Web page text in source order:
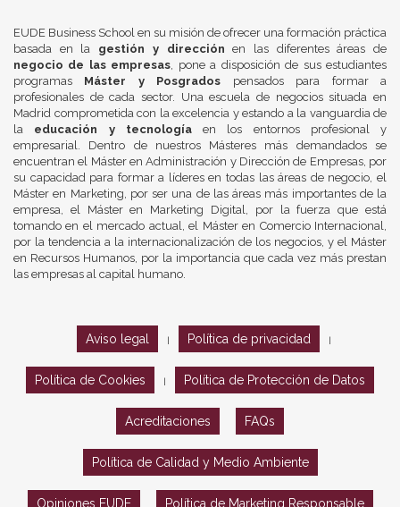
EUDE Business School en su misión de ofrecer una formación práctica
basada en la gestión y dirección en las diferentes áreas de
negocio de las empresas, pone a disposición de sus estudiantes
programas Máster y Posgrados pensados para formar a
profesionales de cada sector. Una escuela de negocios situada en
Madrid comprometida con la excelencia y estando a la vanguardia de
la educación y tecnologíaen los entornos profesional y
empresarial. Dentro de nuestros Másteres más demandados se
encuentran el Máster en Administración y Dirección de Empresas, por
su capacidad para formar a líderes en todas las áreas de negocio, el
Máster en Marketing, por ser una de las áreas más importantes de la
empresa, el Máster en Marketing Digital, por la fuerza que está
tomando en el mercado actual, el Máster en Comercio Internacional,
por la tendencia a la internacionalización de los negocios, y el Máster
en Recursos Humanos, por la importancia que cada vez más prestan
las empresas al capital humano.
Aviso legal Política de privacidad
Política de Cookies Política de Protección de Datos
Acreditaciones FAQs
Política de Calidad y Medio Ambiente
Opiniones EUDE Política de Marketing Responsable